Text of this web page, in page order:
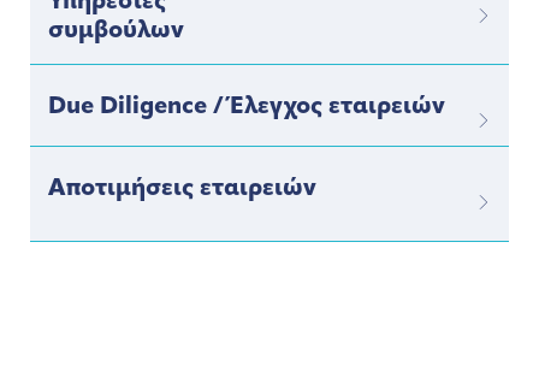
συμβούλων
Due Diligence / Έλεγχος εταιρειών
Αποτιμήσεις εταιρειών